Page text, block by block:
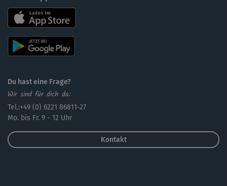
Du hast eine Frage?
Wir sind für dich da:
Tel.:+49 (0) 6221 86811-27
Mo. bis Fr. 9 - 12 Uhr
Kontakt